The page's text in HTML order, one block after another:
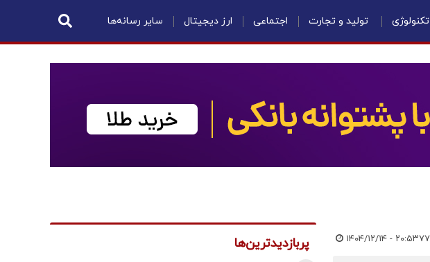
تکنولوژی تولید و تجارت اجتماعی ارز دیجیتال سایر رسانه‌ها
۱۴۰۴/۱۲/۱۴ - ۲۰:۵۳ پربازدیدترین‌ها